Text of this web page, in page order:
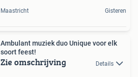
Maastricht Gisteren
Ambulant muziek duo Unique voor elk
soort feest!
Zie omschrijving Details